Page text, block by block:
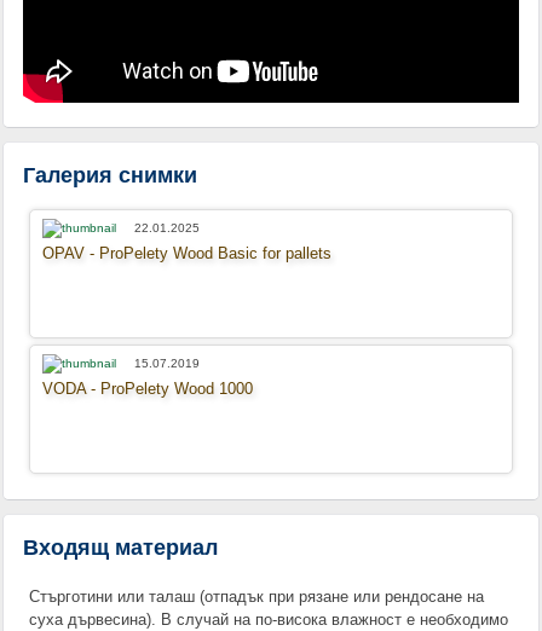
Галерия снимки
22.01.2025
OPAV - ProPelety Wood Basic for pallets
15.07.2019
VODA - ProPelety Wood 1000
Входящ материал
Стърготини или талаш (отпадък при рязане или рендосане на
суха дървесина). В случай на по-висока влажност е необходимо